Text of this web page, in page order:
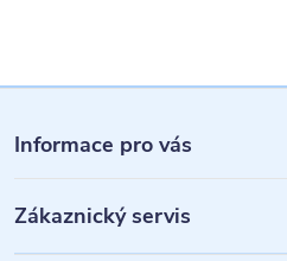
á
p
a
Informace pro vás
Zákaznický servis